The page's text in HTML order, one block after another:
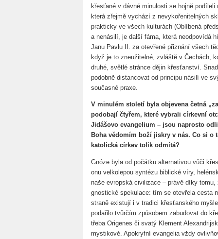
křesťané v dávné minulosti se hojně
která zřejmě vychází z nevykořenitelných
prakticky ve všech kulturách (Oblíbená
a nenásilí, je další fáma, která neodpovídá
Janu Pavlu II. za otevřené přiznání všech
když je to zneužitelné, zvláště v Čechách,
druhé, světlé stránce dějin křesťanství.
podobně distancovat od principu násilí ve
současné praxe.
V minulém století byla objevena četná
podobají čtyřem, které vybrali církevní
Jidášovo evangelium – jsou naprosto
Boha vědomím boží jiskry v nás. Co si o
katolická církev tolik odmítá?
Gnóze byla od počátku alternativou vůči
onu velkolepou syntézu biblické víry,
naše evropská civilizace – právě díky
gnostické spekulace: tím se otevřela cesta
straně existují i v tradici křesťanského
podařilo tvůrčím způsobem zabudovat do
třeba Origenes či svatý Klement
mystikové. Apokryfní evangelia vždy